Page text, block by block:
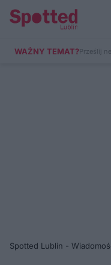
WAŻNY TEMAT?Prześlij
Spotted Lublin -